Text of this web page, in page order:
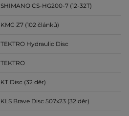
SHIMANO CS-HG200-7 (12-32T)
KMC Z7 (102 článků)
TEKTRO Hydraulic Disc
TEKTRO
KT Disc (32 děr)
KLS Brave Disc 507x23 (32 děr)